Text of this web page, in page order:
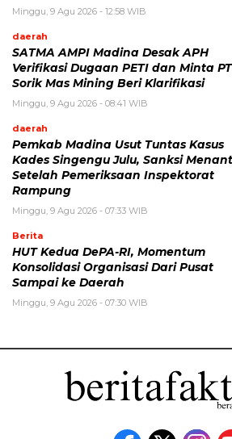
Minggu, 9 Agu 2026 - 12:58 WIB
daerah
SATMA AMPI Madina Desak APH
Verifikasi Dugaan PETI dan Minta PT
Sorik Mas Mining Beri Klarifikasi
Minggu, 9 Agu 2026 - 08:41 WIB
daerah
Pemkab Madina Usut Tuntas Kasus
Kades Singengu Julu, Sanksi
Setelah Pemeriksaan Inspektorat
Rampung
Minggu, 9 Agu 2026 - 07:33 WIB
Berita
HUT Kedua DePA-RI, Momentum
Konsolidasi Organisasi Dari Pusat
Sampai ke Daerah
Minggu, 9 Agu 2026 - 07:30 WIB